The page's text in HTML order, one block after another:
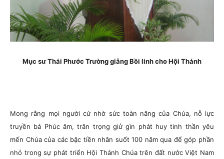
Mục sư Thái Phước Trường giảng Bồi linh cho Hội Thánh
Mong rằng mọi người cứ nhờ sức toàn năng của Chúa, nỗ lực
truyền bá Phúc âm, trân trọng giử gìn phát huy tinh thần yêu
mến Chúa của các bậc tiền nhân suốt 100 năm qua để góp phần
nhỏ trong sự phát triển Hội Thánh Chúa trên đất nước Việt Nam